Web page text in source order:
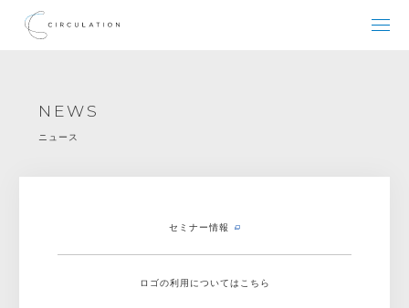
NEWS
ニュース
セミナー情報
ロゴの利用についてはこちら